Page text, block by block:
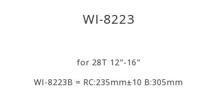
WI-8223
for 28T 12"-16"
WI-8223B = RC:235mm±10 B:305mm